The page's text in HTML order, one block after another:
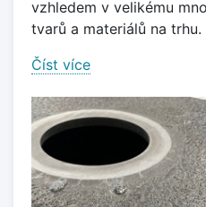
vzhledem v velikému
tvarů a materiálů na trhu.
Číst více